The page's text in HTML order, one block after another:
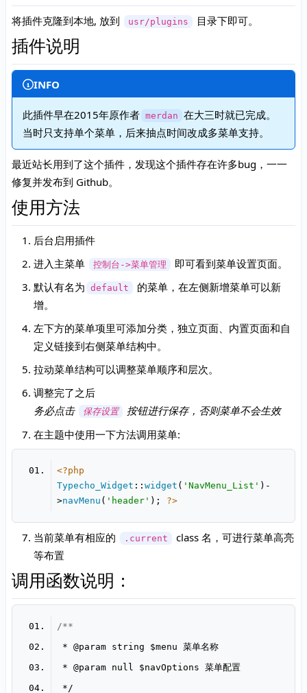
将插件克隆到本地, 放到 usr/plugins 目录下即可。
插件说明
INFO
此插件早在2015年原作者 merdan 在大三时就已完成。
当时只支持单个菜单，后来抽点时间改成多菜单支持。
最近站长用到了这个插件，发现这个插件存在许多bug，一一
修复并发布到 Github。
使用方法
后台启用插件
进入主菜单
控制台->菜单管理
即可看到菜单设置页面。
默认有名为 default
的菜单，在左侧新增菜单可以新
增。
左下方的菜单项里可添加分类，独立页面、内置页面和自
定义链接到右侧菜单结构中。
拉动菜单结构可以调整菜单顺序和层次。
调整完了之后
务必点击
保存设置
按钮进行保存，否则菜单不会生效
在主题中使用一下方法调用菜单:
<?php
Typecho_Widget :: widget ( 'NavMenu_List' )-
>navMenu ( 'header' ); ?>
当前菜单有相应的 .current
class 名，可进行菜单高亮
等布置
调用函数说明：
* @param
* @param